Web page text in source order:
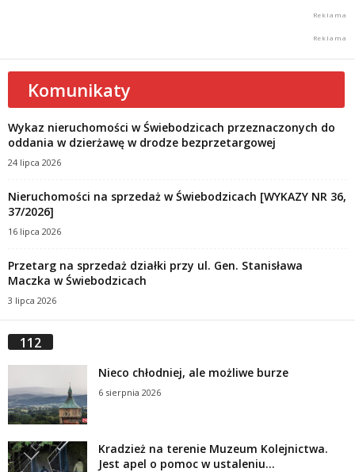
Komunikaty
Wykaz nieruchomości w Świebodzicach przeznaczonych do
oddania w dzierżawę w drodze bezprzetargowej
24 lipca 2026
Nieruchomości na sprzedaż w Świebodzicach [WYKAZY NR 36,
37/2026]
16 lipca 2026
Przetarg na sprzedaż działki przy ul. Gen. Stanisława
Maczka w Świebodzicach
3 lipca 2026
112
Nieco chłodniej, ale możliwe burze
6 sierpnia 2026
Kradzież na terenie Muzeum Kolejnictwa.
Jest apel o pomoc w ustaleniu...